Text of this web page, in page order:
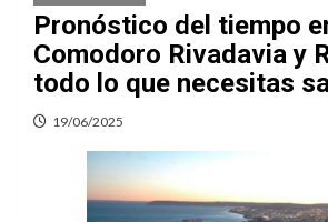
Pronóstico del tiempo
Comodoro Rivadavia y
todo lo que necesitas
19/06/2025